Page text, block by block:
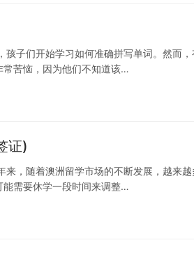
子们开始学习如何准确拼写单词。然而
常苦恼，因为他们不知道该…
证)
，随着澳洲留学市场的不断发展，越来
能需要休学一段时间来调整…